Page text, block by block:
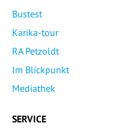
Bustest
Karika-tour
RA Petzoldt
Im Blickpunkt
Mediathek
SERVICE